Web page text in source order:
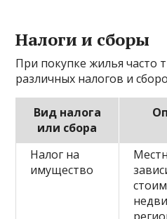
Налоги и сборы
При покупке жилья часто
различных налогов и
Вид налога
или сбора
Налог на
имущество